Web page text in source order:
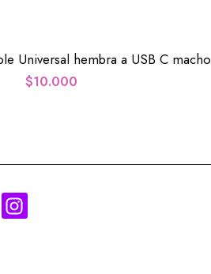
Universal hembra a USB C macho
$10.000